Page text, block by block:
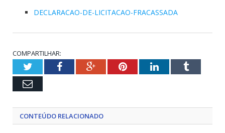
DECLARACAO-DE-LICITACAO-FRACASSADA
COMPARTILHAR:
TwitterFacebookGoogle+PinterestLinkedInTumblr
Email
CONTEÚDO RELACIONADO